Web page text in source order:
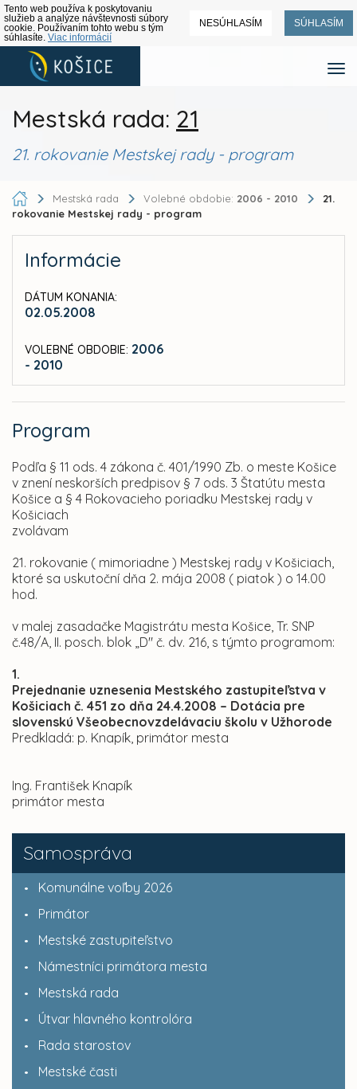
Tento web používa k poskytovaniu
služieb a analýze návštevnosti súbory
cookie. Používaním tohto webu s tým
súhlasíte. Viac informácií
NESÚHLASÍM SÚHLASÍM
Mestská rada: 21
21. rokovanie Mestskej rady - program
Samospráva
Komunálne voľby 2026
Primátor
Mestské zastupiteľstvo
Námestníci primátora mesta
Mestská rada
Útvar hlavného kontrolóra
Rada starostov
Mestské časti
Mestská rada Volebné obdobie: 2006 - 2010
21.
rokovanie Mestskej rady - program
Informácie
DÁTUM KONANIA:
02.05.2008
VOLEBNÉ OBDOBIE: 2006
- 2010
Program
Podľa § 11 ods. 4 zákona č. 401/1990 Zb. o meste Košice
v znení neskorších predpisov § 7 ods. 3 Štatútu mesta
Košice a § 4 Rokovacieho poriadku Mestskej rady v
Košiciach
zvolávam
21. rokovanie ( mimoriadne ) Mestskej rady v Košiciach,
ktoré sa uskutoční dňa 2. mája 2008 ( piatok ) o 14.00
hod.
v malej zasadačke Magistrátu mesta Košice, Tr. SNP
č.48/A, II. posch. blok „D" č. dv. 216, s týmto programom:
1.
Prejednanie uznesenia Mestského zastupiteľstva v
Košiciach č. 451 zo dňa 24.4.2008 – Dotácia pre
slovenskú Všeobecnovzdelávaciu školu v Užhorode
Predkladá: p. Knapík, primátor mesta
Ing. František Knapík
primátor mesta